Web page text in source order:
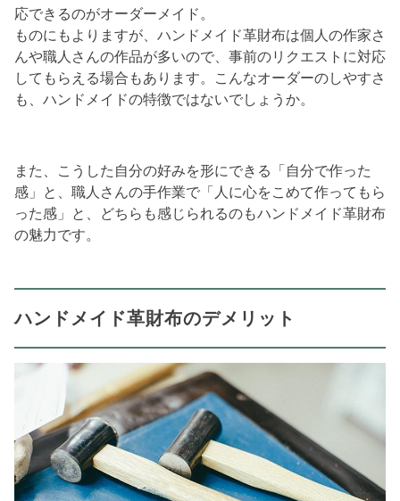
応できるのがオーダーメイド。
ものにもよりますが、ハンドメイド革財布は個人の作家さ
んや職人さんの作品が多いので、事前のリクエストに対応
してもらえる場合もあります。こんなオーダーのしやすさ
も、ハンドメイドの特徴ではないでしょうか。
また、こうした自分の好みを形にできる「自分で作った
感」と、職人さんの手作業で「人に心をこめて作ってもら
った感」と、どちらも感じられるのもハンドメイド革財布
の魅力です。
ハンドメイド革財布のデメリット